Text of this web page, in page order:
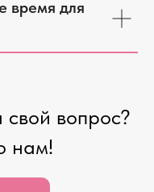
время для
вопрос?
нам!